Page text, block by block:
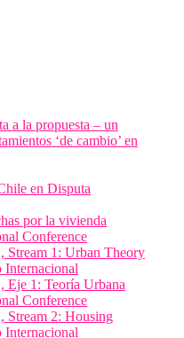
a la propuesta – un
‘de cambio’ en
en Disputa
por la vivienda
Conference
1: Urban Theory
Internacional
1: Teoría Urbana
Conference
2: Housing
Internacional